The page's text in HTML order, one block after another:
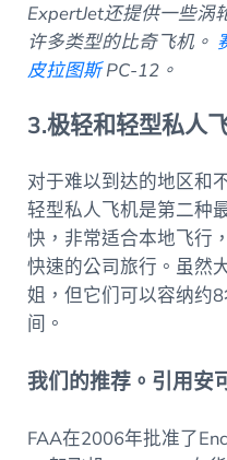
ExpertJet还提供一些涡
许多类型的比奇飞机。
皮拉图斯PC-12。
3.极轻和轻型私人
对于难以到达的地区和
轻型私人飞机是第二种
快，非常适合本地飞行
快速的公司旅行。虽然
姐，但它们可以容纳约
间。
我们的推荐。引用安
FAA在2006年批准了